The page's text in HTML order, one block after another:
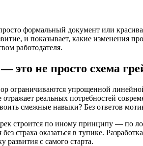
формальный документ или
и показывает, какие
работодателя.
это не просто схема
ограничиваются упрощенной
отражает реальных потребностей
смежные навыки? Без ответов
строится по иному принципу — по
страха оказаться в тупике.
развития с самого старта.